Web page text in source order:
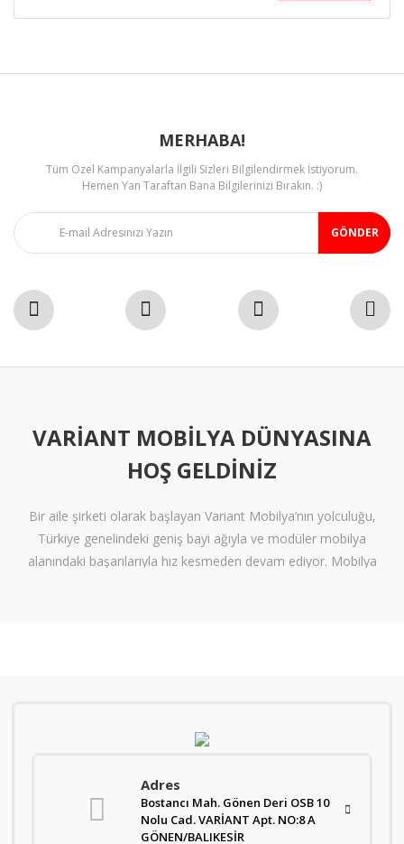
MERHABA!
Tüm Özel Kampanyalarla İlgili Sizleri Bilgilendirmek İstiyorum.
Hemen Yan Taraftan Bana Bilgilerinizi Bırakın. :)
GÖNDER
VARIANT MOBILYA DÜNYASINA
HOŞ GELDINIZ
Bir aile şirketi olarak başlayan Variant Mobilya’nın yolculuğu,
Türkiye genelindeki geniş bayi ağıyla ve modüler mobilya
alanındaki başarılarıyla hız kesmeden devam ediyor. Mobilya
tepelere çıkarıyoruz. Kanserojen içermeyen materyallerle üretilen
standartlarını da karşılar nitelikte. Sağlam işçilik ve kaliteli bir
üretimin sonucu olarak üretilen ürünler, uzun ömürlü bir kullanım
vadediyor. Variant’ın ürün gamı ise oldukça geniş. Modüler ve
Adres
Bostancı Mah. Gönen Deri OSB 10
Nolu Cad. VARİANT Apt. NO:8 A
GÖNEN/BALIKESİR